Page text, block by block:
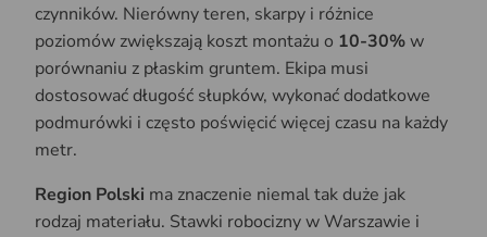
czynników. Nierówny teren, skarpy i różnice
poziomów zwiększają koszt montażu o 10-30%w
porównaniu z płaskim gruntem. Ekipa musi
dostosować długość słupków, wykonać dodatkowe
podmurówki i często poświęcić więcej czasu na każdy
metr.
Region Polski ma znaczenie niemal tak duże jak
rodzaj materiału. Stawki robocizny w Warszawie i